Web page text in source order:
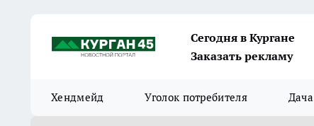
Сегодня в Кургане
Заказать рекламу
Хендмейд Уголок потребителя Дача